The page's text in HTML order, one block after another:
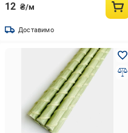
12 ₴/м
Доставимо